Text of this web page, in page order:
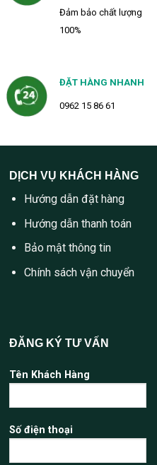
Đảm bảo chất lượng
100%
ĐẶT HÀNG NHANH
0962 15 86 61
DỊCH VỤ KHÁCH HÀNG
Hướng dẫn đặt hàng
Hướng dẫn thanh toán
Bảo mật thông tin
Chính sách vận chuyển
ĐĂNG KÝ TƯ VẤN
Tên Khách Hàng
Số điện thoại